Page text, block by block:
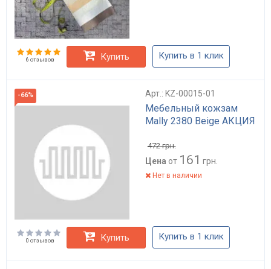
6 отзывов Купить Купить в 1 клик
-66% Арт.: KZ-00015-01
Мебельный кожзам
Mally 2380 Beige АКЦИЯ
472грн.
Цена от 161 грн.
Нет в наличии
0 отзывов Купить Купить в 1 клик